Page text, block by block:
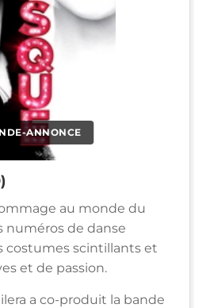
ANNONCE
au monde du
numéros de danse
costumes scintillants et
et de passion.
a co-produit la bande